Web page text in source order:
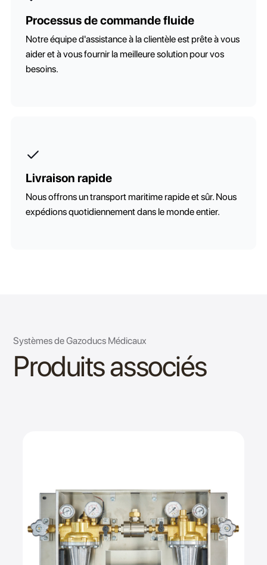
Processus de commande fluide
Notre équipe d'assistance à la clientèle est prête à vous
aider et à vous fournir la meilleure solution pour vos
besoins.
Livraison rapide
Nous offrons un transport maritime rapide et sûr. Nous
expédions quotidiennement dans le monde entier.
Systèmes de Gazoducs Médicaux
Produits associés